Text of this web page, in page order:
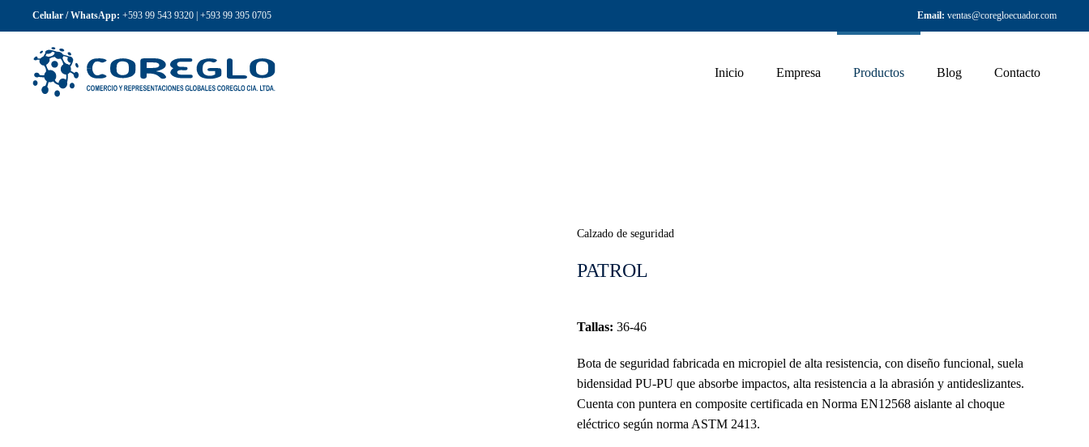
Skip to main content
Celular / WhatsApp: +593 99 543 9320 +593 99 395 0705 Email: ventas@coregloecuador.com
Inicio Empresa Productos Blog Contacto
Calzado de seguridad
PATROL
Tallas: 36-46
Bota de seguridad fabricada en micropiel de alta resistencia, con diseño funcional, suela
bidensidad PU-PU que absorbe impactos, alta resistencia a la abrasión y antideslizantes.
Cuenta con puntera en composite certificada en Norma EN12568 aislante al choque
eléctrico según norma ASTM 2413.